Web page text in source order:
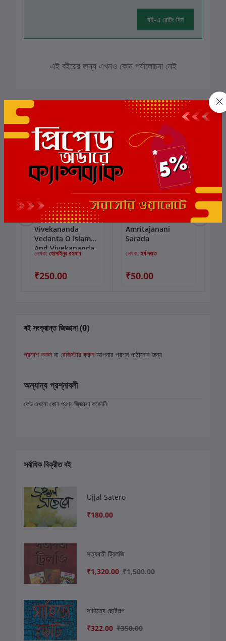
বই-এ রেটিং দিন
এই বইয়ের জন্য এখনও কোন পর্যালোচনা নেই
সংশ্লিষ্ট বই
কার্টে যোগ করুন
Vivekananda
Vedanta O Islam
And Vivekananda
Vedanta O Hindu
লেখক: হোসাইনুর রহমান
₹250.00
কার্টে যোগ করুন
Amritajanani
Sarada
লেখক: হর্ষ দত্ত
₹50.00
বই সংক্রান্ত জিজ্ঞাসা (0)
প্রবেশ করুন বা রেজিস্টার করুন আপনার প্রশ্ন পাঠানোর জন্য
অন্যান্য প্রশ্নাবলী
কেউ এখনো কোন প্রশ্ন জিজ্ঞাসা করেননি
সর্বাধিক বিক্রীত বই
Ujjal Satero
₹180.00
সত্যবতী ট্রিলজি
₹1,320.00 ₹1,500.00
সাহিত্যে ছোটগল্প
₹322.00 ₹350.00